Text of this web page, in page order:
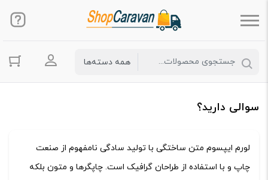
ورود به
سوالی دارید؟
لورم ایپسوم متن ساختگی با تولید سادگی نامفهوم از صنعت
چاپ و با استفاده از طراحان گرافیک است. چاپگرها و متون بلکه